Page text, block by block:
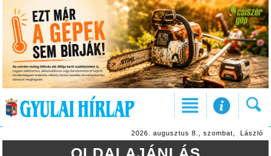
2026. augusztus 8., szombat, László